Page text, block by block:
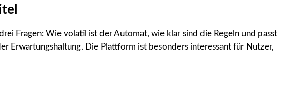
Fragen: Wie volatil ist der Automat, wie klar sind die Regeln und passt
Erwartungshaltung. Die Plattform ist besonders interessant für Nutzer,